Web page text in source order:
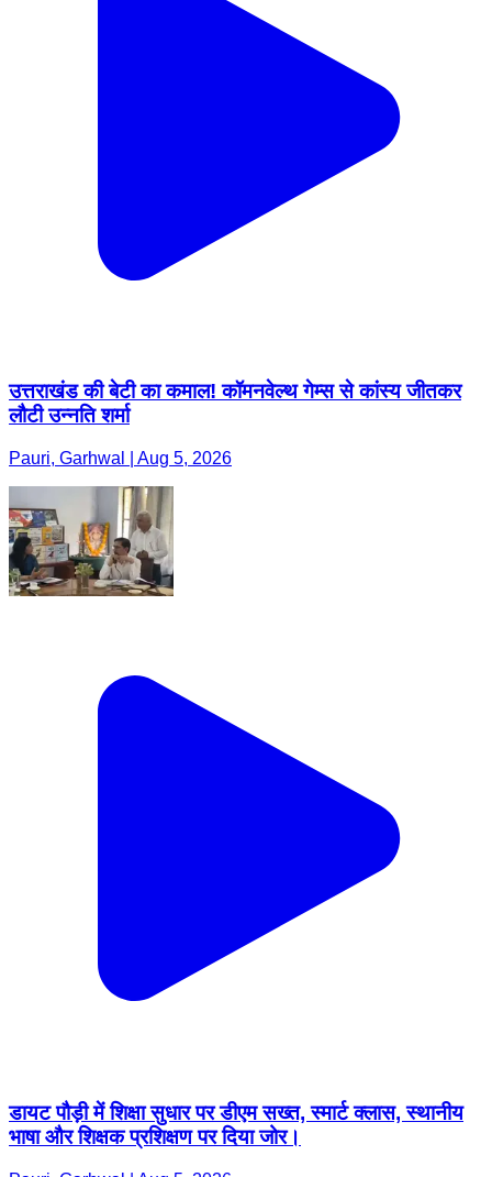
उत्तराखंड की बेटी का कमाल! कॉमनवेल्थ गेम्स से कांस्य जीतकर
लौटी उन्नति शर्मा
Pauri, Garhwal | Aug 5, 2026
डायट पौड़ी में शिक्षा सुधार पर डीएम सख्त, स्मार्ट क्लास, स्थानीय
भाषा और शिक्षक प्रशिक्षण पर दिया जोर।